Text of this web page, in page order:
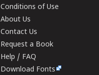
Conditions of Use
About Us
Contact Us
Request a Book
Help / FAQ
Download Fonts